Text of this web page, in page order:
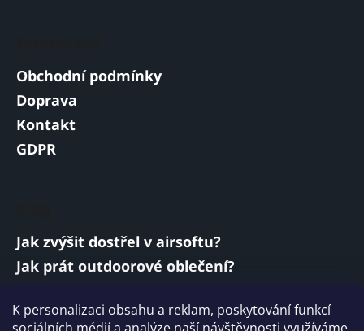
K personalizaci obsahu a reklam, poskytování funkcí
Obchodní podmínky
Doprava
Kontakt
GDPR
Jak zvýšit dostřel v airsoftu?
Jak prát outdoorové oblečení?
Vojenská a armádní sluchátka: co musí